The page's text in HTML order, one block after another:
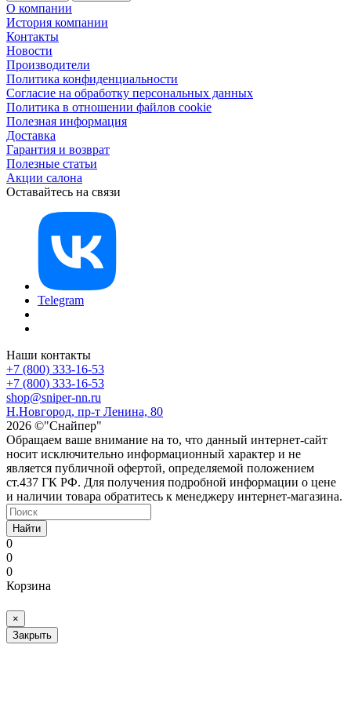
О компании
История компании
Контакты
Новости
Производители
Политика конфиденциальности
Согласие на обработку персональных данных
Политика в отношении файлов cookie
Полезная информация
Доставка
Гарантия и возврат
Полезные статьи
Акции салона
Оставайтесь на связи
Telegram
Наши контакты
+7 (800) 333-16-53
+7 (800) 333-16-53
shop@sniper-nn.ru
Н.Новгород, пр-т Ленина, 80
2026 ©"Снайпер"
Обращаем ваше внимание на то, что данный интернет-сайт
носит исключительно информационный характер и не
является публичной офертой, определяемой положением
ст.437 ГК РФ. Для получения подробной информации о цене
и наличии товара обратитесь к менеджеру интернет-магазина.
Найти
0
0
0
Корзина
×
Закрыть